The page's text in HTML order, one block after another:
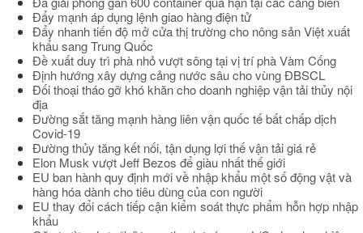
Đẩy mạnh áp dụng lệnh giao hàng điện tử
Đẩy nhanh tiến độ mở cửa thị trường cho nông sản Việt xuất
khẩu sang Trung Quốc
Đề xuất duy trì phà nhỏ vượt sông tại vị trí phà Vàm Cống
Định hướng xây dựng cảng nước sâu cho vùng ĐBSCL
Đối thoại tháo gỡ khó khăn cho doanh nghiệp vận tải thủy nội
địa
Đường sắt tăng mạnh hàng liên vận quốc tế bất chấp dịch
Covid-19
Đường thủy tăng kết nối, tận dụng lợi thế vận tải giá rẻ
Elon Musk vượt Jeff Bezos để giàu nhất thế giới
EU ban hành quy định mới về nhập khẩu một số động vật và
hàng hóa dành cho tiêu dùng của con người
EU thay đổi cách tiếp cận kiểm soát thực phẩm hỗn hợp nhập
khẩu